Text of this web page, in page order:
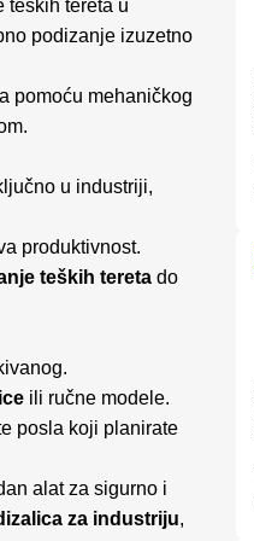
teških tereta u
podizanje izuzetno
pomoću mehaničkog
u industriji,
produktivnost.
teških tereta do
ili ručne modele.
posla koji planirate
alat za sigurno i
za industriju,